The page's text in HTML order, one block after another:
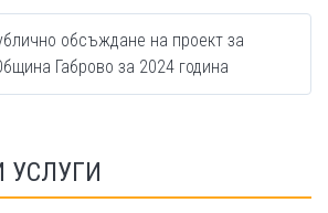
обсъждане на проект за
Габрово за 2024 година
УСЛУГИ